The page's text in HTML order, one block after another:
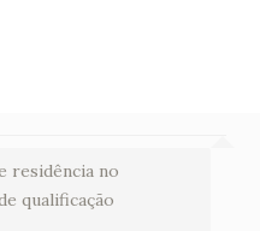
residência no
qualificação